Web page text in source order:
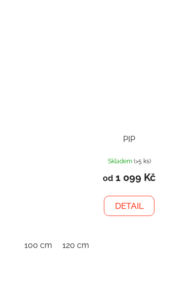
PIP
Skladem (>5 ks)
od 1 099 Kč
DETAIL
100 cm 120 cm